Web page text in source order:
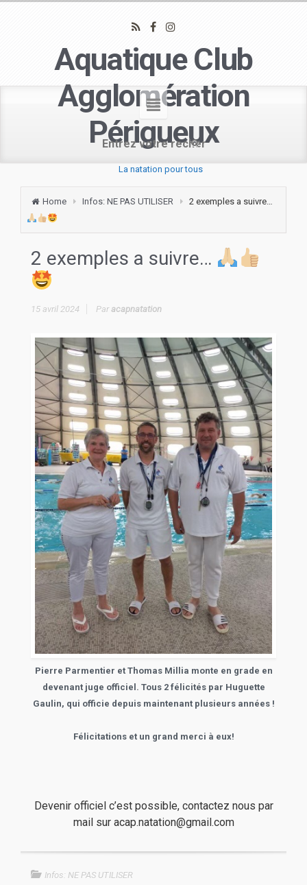
Aquatique Club
Agglomération
Périgueux
La natation pour tous
Home Infos: NE PAS UTILISER 2 exemples a suivre…
2 exemples a suivre…
15 avril 2024 Paracapnatation
Pierre Parmentier et Thomas Millia monte en grade en
devenant juge officiel. Tous 2 félicités par Huguette
Gaulin, qui officie depuis maintenant plusieurs années !
Félicitations et un grand merci à eux!
Devenir officiel c’est possible, contactez nous par
mail sur acap.natation@gmail.com
Infos: NE PAS UTILISER